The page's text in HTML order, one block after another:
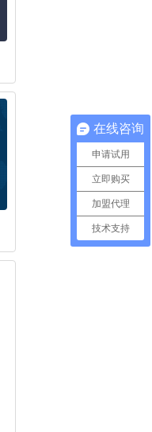
在线咨询
申请试用
立即购买
加盟代理
技术支持